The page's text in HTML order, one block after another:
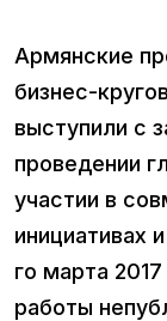
Армянские
бизнес-
выступили с
проведении
участии в
инициативах
го марта
работы